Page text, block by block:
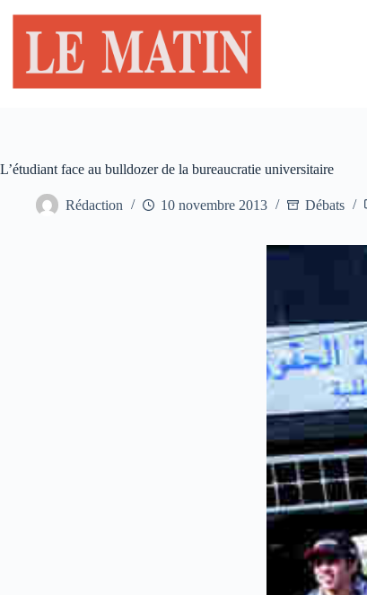
contenu
L’étudiant face au bulldozer de la bureaucratie universitaire
Rédaction 10 novembre 2013 Débats